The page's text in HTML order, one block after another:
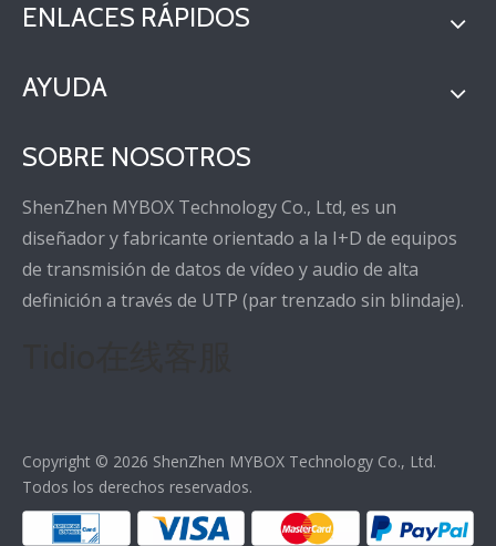
ENLACES RÁPIDOS
AYUDA
SOBRE NOSOTROS
ShenZhen MYBOX Technology Co., Ltd, es un
diseñador y fabricante orientado a la I+D de equipos
de transmisión de datos de vídeo y audio de alta
definición a través de UTP (par trenzado sin blindaje).
Copyright © 2026 ShenZhen MYBOX Technology Co., Ltd.
Todos los derechos reservados.